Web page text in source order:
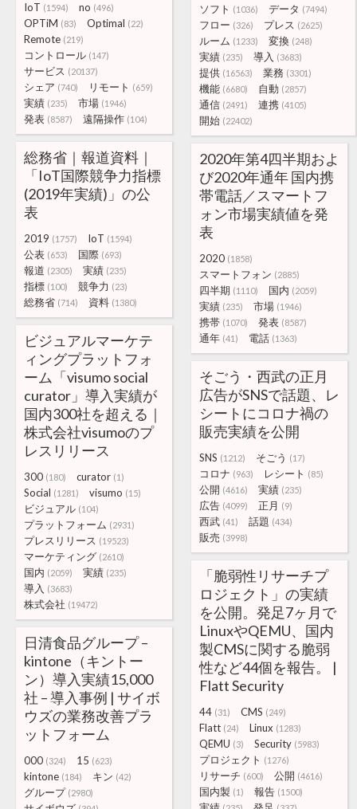
ソフト (1036) データ (7494)
フロー (326) プレス (2625)
ルーム (1233) 変換 (248)
実績 (235) 導入 (3683)
提供 (16563) 業務 (3301)
機能 (6680) 自動 (2857)
通信 (2491) 連携 (4105)
開始 (22402)
IoT (1594) no (496)
OPTiM (83) Optimal (22)
Remote (219)
コントロール (147)
サービス (20137)
シェア (740) リモート (659)
実績 (235) 市場 (1946)
発表 (8587) 遠隔操作 (104)
総務省｜報道資料｜
「IoT国際競争力指標
(2019年実績)」の公
表
2019 (1757) IoT (1594)
公表 (653) 国際 (693)
報道 (2305) 実績 (235)
指標 (100) 競争力 (23)
総務省 (714) 資料 (1380)
2020年第4四半期およ
び2020年通年 国内携
帯電話／スマートフ
ォン市場実績値を発
表
2020 (1858)
スマートフォン (2885)
四半期 (1110) 国内 (2059)
実績 (235) 市場 (1946)
携帯 (1070) 発表 (8587)
通年 (41) 電話 (1363)
ビジュアルマーケテ
ィングプラットフォ
ーム「visumo social
curator」導入実績が
国内300社を超える｜
株式会社visumoのプ
レスリリース
300 (180) curator (1)
Social (1281) visumo (15)
ビジュアル (104)
プラットフォーム (2931)
プレスリリース (19523)
マーケティング (2610)
国内 (2059) 実績 (235)
導入 (3683)
株式会社 (19472)
そごう・西武の正月
広告がSNSで話題、レ
シートにコロナ禍の
販売実績を公開
SNS (1212) そごう (17)
コロナ (963) レシート (85)
公開 (4616) 実績 (235)
広告 (4099) 正月 (9)
西武 (41) 話題 (434)
販売 (3998)
「脆弱性リサーチプ
ロジェクト」の実績
を公開。発足7ヶ月で
LinuxやQEMU、国内
製CMSに関する脆弱
性など44個を報告。 |
Flatt Security
44 (31) CMS (249)
Flatt (24) Linux (1283)
QEMU (3) Security (5983)
プロジェクト (1276)
リサーチ (600) 公開 (4616)
国内製 (1) 報告 (1500)
日清食品グループ –
kintone（キントー
ン）導入実績15,000
社 – 導入事例 | サイボ
ウズの業務改善プラ
ットフォーム
000 (324) 15 (623)
kintone (184) キン (42)
グループ (2980)